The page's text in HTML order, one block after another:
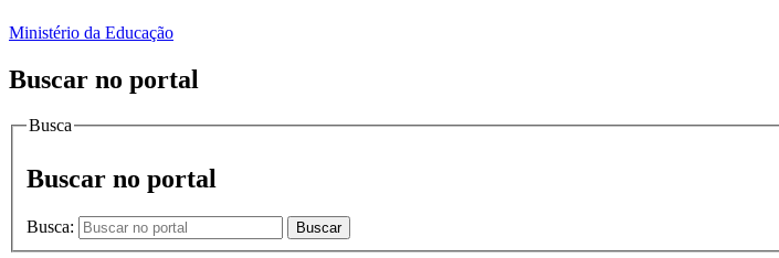
Ministério da Educação
Buscar no portal
Busca
Buscar no portal
Busca: Buscar